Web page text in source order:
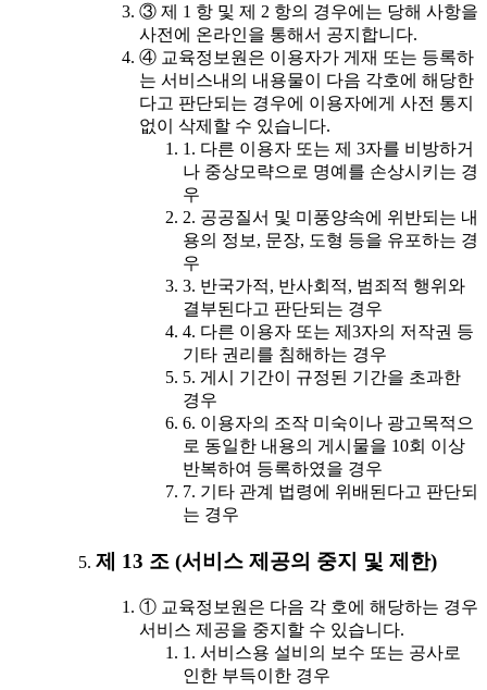
③ 제 1 항 및 제 2 항의 경우에는 당해 사항을
사전에 온라인을 통해서 공지합니다.
④ 교육정보원은 이용자가 게재 또는 등록하
는 서비스내의 내용물이 다음 각호에 해당한
다고 판단되는 경우에 이용자에게 사전 통지
없이 삭제할 수 있습니다.
1. 다른 이용자 또는 제 3자를 비방하거
나 중상모략으로 명예를 손상시키는 경
우
2. 공공질서 및 미풍양속에 위반되는 내
용의 정보, 문장, 도형 등을 유포하는 경
우
3. 반국가적, 반사회적, 범죄적 행위와
결부된다고 판단되는 경우
4. 다른 이용자 또는 제3자의 저작권 등
기타 권리를 침해하는 경우
5. 게시 기간이 규정된 기간을 초과한
경우
6. 이용자의 조작 미숙이나 광고목적으
로 동일한 내용의 게시물을 10회 이상
반복하여 등록하였을 경우
7. 기타 관계 법령에 위배된다고 판단되
는 경우
제 13 조 (서비스 제공의 중지 및 제한)
① 교육정보원은 다음 각 호에 해당하는 경우
서비스 제공을 중지할 수 있습니다.
1. 서비스용 설비의 보수 또는 공사로
인한 부득이한 경우